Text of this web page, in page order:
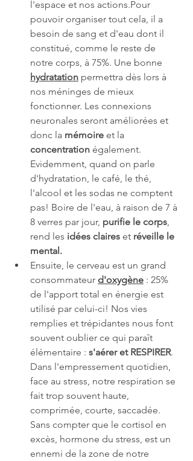
l'espace et nos actions.Pour
pouvoir organiser tout cela, il a
besoin de sang et d'eau dont il
constitué, comme le reste de
notre corps, à 75%. Une bonne
hydratation permettra dès lors à
nos méninges de mieux
fonctionner. Les connexions
neuronales seront améliorées et
donc la mémoire et la
concentration également.
Evidemment, quand on parle
d'hydratation, le café, le thé,
l'alcool et les sodas ne comptent
pas! Boire de l'eau, à raison de 7 à
8 verres par jour, purifie le corps
rend les idées claires et réveille le
mental.
Ensuite, le cerveau est un grand
consommateur d'oxygène : 25%
de l'apport total en énergie est
utilisé par celui-ci! Nos vies
remplies et trépidantes nous font
souvent oublier ce qui paraît
élémentaire : s'aérer et RESPIRER.
Dans l'empressement quotidien,
face au stress, notre respiration se
fait trop souvent haute,
comprimée, courte, saccadée.
Sans compter que le cortisol en
excès, hormone du stress, est un
ennemi de la zone de notre